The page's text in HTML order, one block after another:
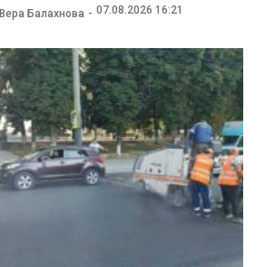
Вера Балахнова 07.08.2026 16:21